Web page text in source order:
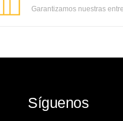
Garantizamos nuestras
Síguenos